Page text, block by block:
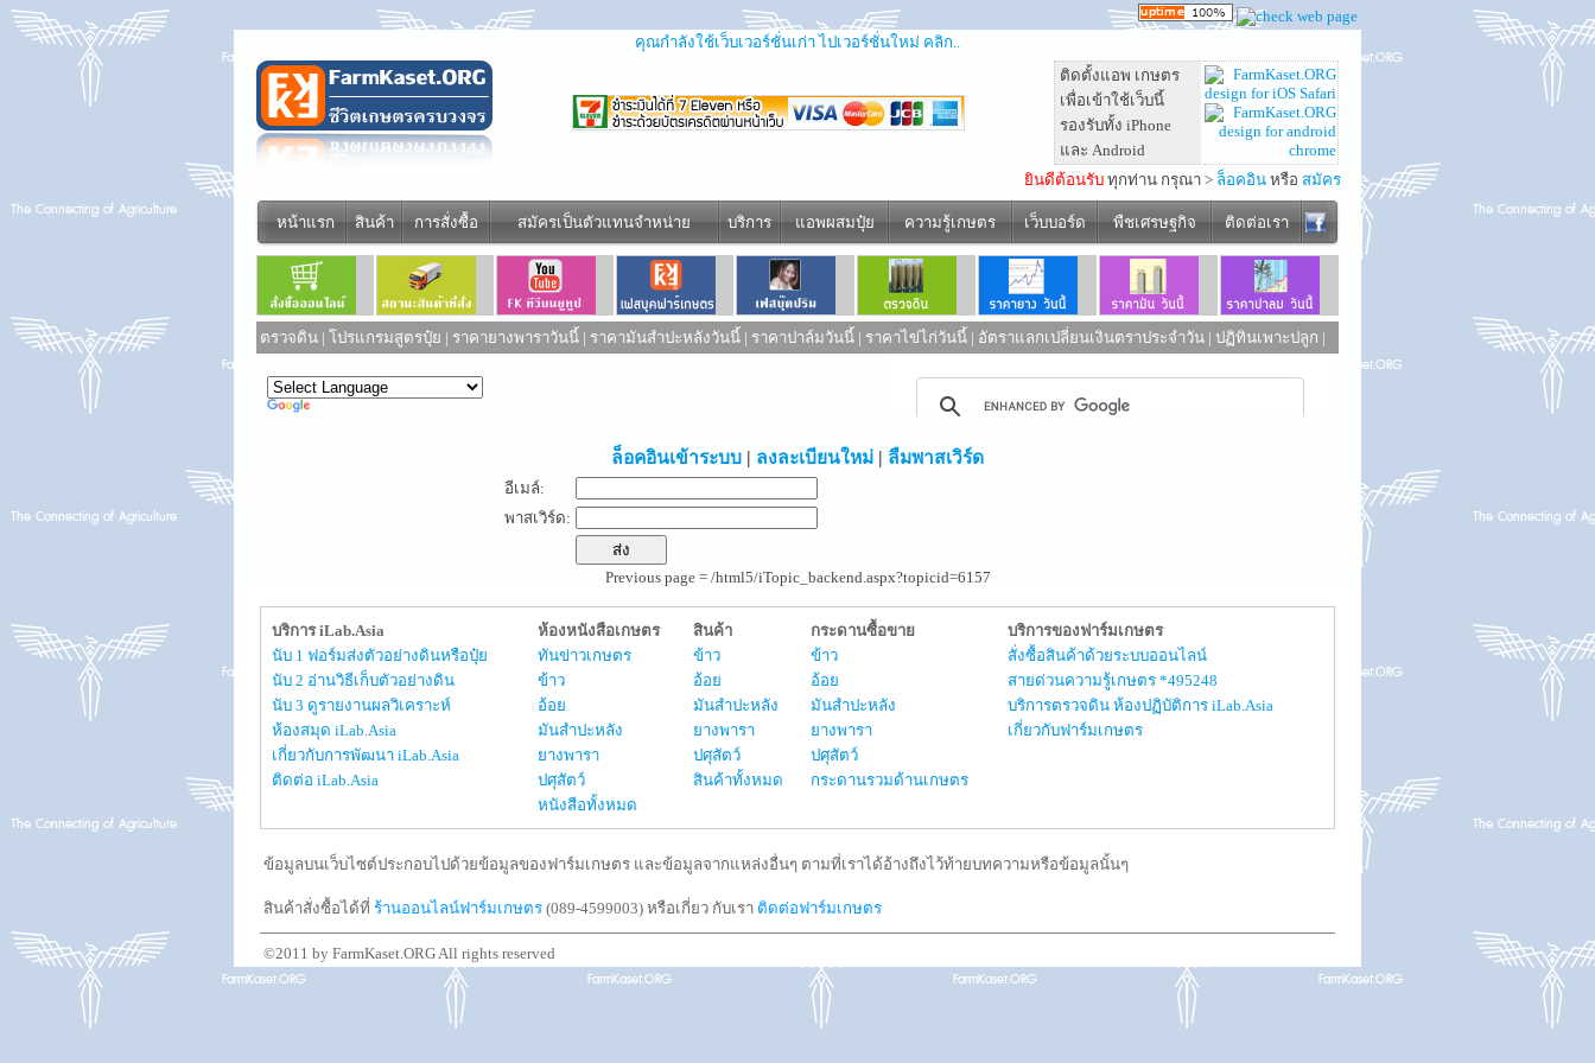
คุณกำลังใช้เว็บเวอร์ชั่นเก่า ไปเวอร์ชั่นใหม่ คลิก..
ติดตั้งแอพ เกษตร
เพื่อเข้าใช้เว็บนี้
รองรับทั้ง iPhone
และ Android
ยินดีต้อนรับ ทุกท่าน กรุณา > ล็อคอิน หรือ สมัคร
หน้าแรก สินค้า การสั่งซื้อ สมัครเป็นตัวแทนจำหน่าย บริการ แอพผสมปุ๋ย ความรู้เกษตร เว็บบอร์ด พืชเศรษฐกิจ ติดต่อเรา
ตรวจดิน | โปรแกรมสูตรปุ๋ย | ราคายางพาราวันนี้ | ราคามันสำปะหลังวันนี้ | ราคาปาล์มวันนี้ | ราคาไข่ไก่วันนี้ | อัตราแลกเปลี่ยนเงินตราประจำวัน | ปฏิทินเพาะปลูก |
ล็อคอินเข้าระบบ | ลงละเบียนใหม่ | ลืมพาสเวิร์ด
อีเมล์:
พาสเวิร์ด:
Previous page = /html5/iTopic_backend.aspx?topicid=6157
บริการ iLab.Asia
นับ 1 ฟอร์มส่งตัวอย่างดินหรือปุ๋ย
นับ 2 อ่านวิธีเก็บตัวอย่างดิน
นับ 3 ดูรายงานผลวิเคราะห์
ห้องสมุด iLab.Asia
เกี่ยวกับการพัฒนา iLab.Asia
ติดต่อ iLab.Asia
ห้องหนังสือเกษตร
ทันข่าวเกษตร
ข้าว
อ้อย
มันสำปะหลัง
ยางพารา
ปศุสัตว์
หนังสือทั้งหมด
สินค้า
ข้าว
อ้อย
มันสำปะหลัง
ยางพารา
ปศุสัตว์
สินค้าทั้งหมด
กระดานซื้อขาย
ข้าว
อ้อย
มันสำปะหลัง
ยางพารา
ปศุสัตว์
กระดานรวมด้านเกษตร
บริการของฟาร์มเกษตร
สั่งซื้อสินค้าด้วยระบบออนไลน์
สายด่วนความรู้เกษตร *495248
บริการตรวจดิน ห้องปฏิบัติการ iLab.Asia
เกี่ยวกับฟาร์มเกษตร
ข้อมูลบนเว็บไซต์ประกอบไปด้วยข้อมูลของฟาร์มเกษตร และข้อมูลจากแหล่งอื่นๆ ตามที่เราได้อ้างถึงไว้ท้ายบทความหรือข้อมูลนั้นๆ
สินค้าสั่งซื้อได้ที่ ร้านออนไลน์ฟาร์มเกษตร (089-4599003) หรือเกี่ยว กับเรา ติดต่อฟาร์มเกษตร
©2011 by FarmKaset.ORG All rights reserved